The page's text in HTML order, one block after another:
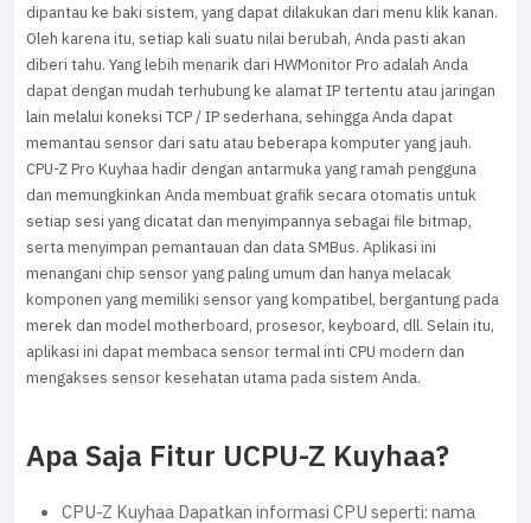
dipantau ke baki sistem, yang dapat dilakukan dari menu klik kanan.
Oleh karena itu, setiap kali suatu nilai berubah, Anda pasti akan
diberi tahu. Yang lebih menarik dari HWMonitor Pro adalah Anda
dapat dengan mudah terhubung ke alamat IP tertentu atau jaringan
lain melalui koneksi TCP / IP sederhana, sehingga Anda dapat
memantau sensor dari satu atau beberapa komputer yang jauh.
CPU-Z Pro Kuyhaa hadir dengan antarmuka yang ramah pengguna
dan memungkinkan Anda membuat grafik secara otomatis untuk
setiap sesi yang dicatat dan menyimpannya sebagai file bitmap,
serta menyimpan pemantauan dan data SMBus. Aplikasi ini
menangani chip sensor yang paling umum dan hanya melacak
komponen yang memiliki sensor yang kompatibel, bergantung pada
merek dan model motherboard, prosesor, keyboard, dll. Selain itu,
aplikasi ini dapat membaca sensor termal inti CPU modern dan
mengakses sensor kesehatan utama pada sistem Anda.
Apa Saja Fitur UCPU-Z Kuyhaa?
CPU-Z Kuyhaa Dapatkan informasi CPU seperti: nama